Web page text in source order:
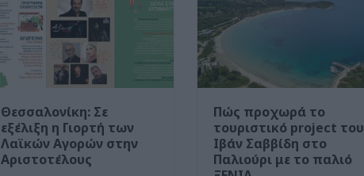
Θεσσαλονίκη: Σε
εξέλιξη η Γιορτή των
Λαϊκών Αγορών στην
Αριστοτέλους
Πώς προχωρά το
τουριστικό project του
Ιβάν Σαββίδη στο
Παλιούρι με το παλιό